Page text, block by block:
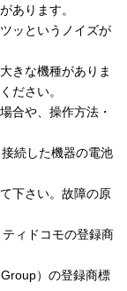
あります。
ッというノイズが
きな機種がありま
ださい。
合や、操作方法・
続した機器の電池
下さい。故障の原
ィドコモの登録商
）の登録商標